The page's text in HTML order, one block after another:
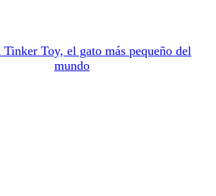
Tinker Toy, el gato más pequeño del
mundo